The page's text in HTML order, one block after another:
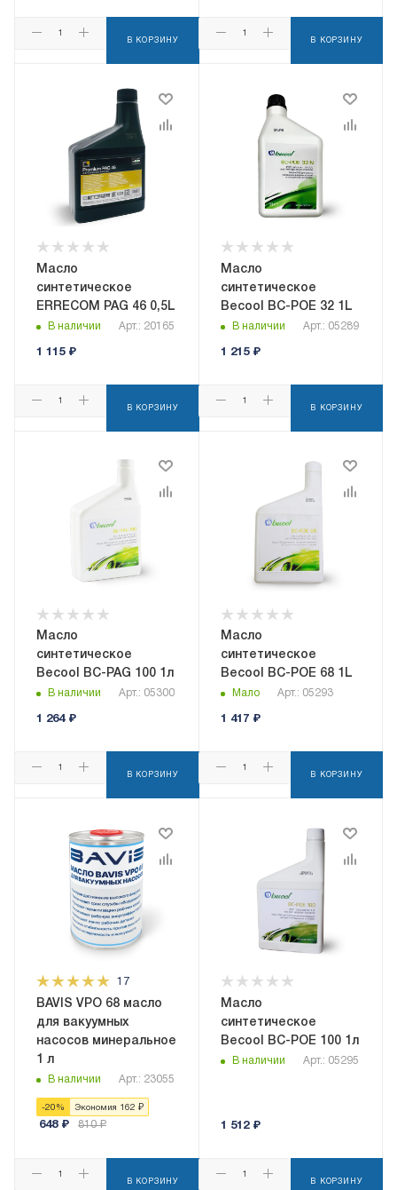
В КОРЗИНУ В КОРЗИНУ
Масло
синтетическое
ERRECOM PAG 46 0,5L
В наличии Арт.: 20165
1 115₽
В КОРЗИНУ
Масло
синтетическое
Becool BC-POE 32 1L
В наличии Арт.: 05289
1 215₽
В КОРЗИНУ
Масло
синтетическое
Becool BC-PAG 100 1л
В наличии Арт.: 05300
1 264₽
В КОРЗИНУ
Масло
синтетическое
Becool BC-POE 68 1L
Мало Арт.: 05293
1 417₽
В КОРЗИНУ
17
BAVIS VPO 68 масло
для вакуумных
насосов минеральное
1 л
В наличии Арт.: 23055
-20 % Экономия 162 ₽
648₽ 810₽
В КОРЗИНУ
Масло
синтетическое
Becool BC-POE 100 1л
В наличии Арт.: 05295
1 512₽
В КОРЗИНУ